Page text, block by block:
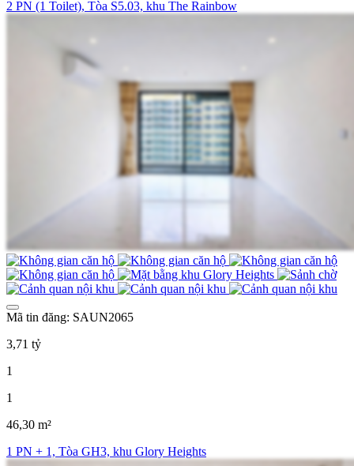
2 PN (1 Toilet), Tòa S5.03, khu The Rainbow
Mã tin đăng: SAUN2065
3,71 tỷ
1
1
46,30 m²
1 PN + 1, Tòa GH3, khu Glory Heights